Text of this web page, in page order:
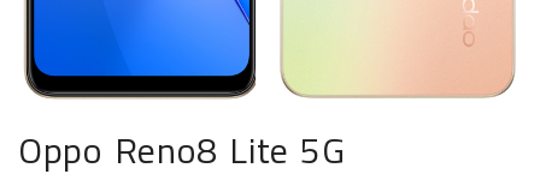
Oppo Reno8 Lite 5G